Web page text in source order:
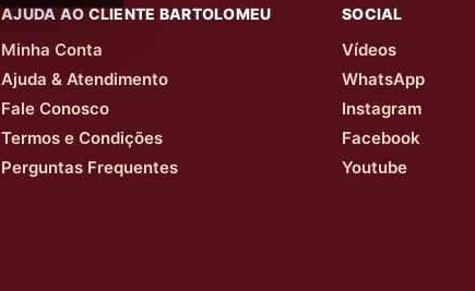
AJUDA AO CLIENTE BARTOLOMEU
Minha Conta
Ajuda & Atendimento
Fale Conosco
Termos e Condições
Perguntas Frequentes
SOCIAL
Vídeos
WhatsApp
Instagram
Facebook
Youtube